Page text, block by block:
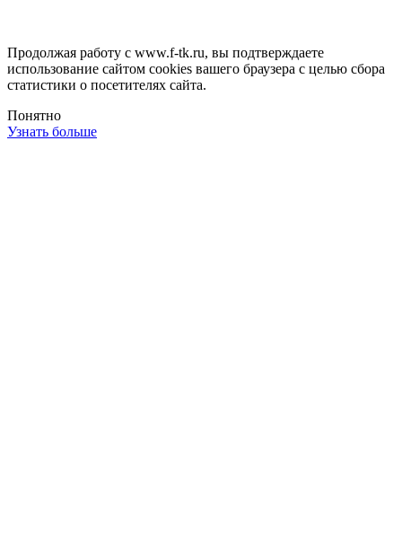
Продолжая работу с www.f-tk.ru, вы подтверждаете
использование сайтом cookies вашего браузера с целью сбора
статистики о посетителях сайта.
Понятно
Узнать больше